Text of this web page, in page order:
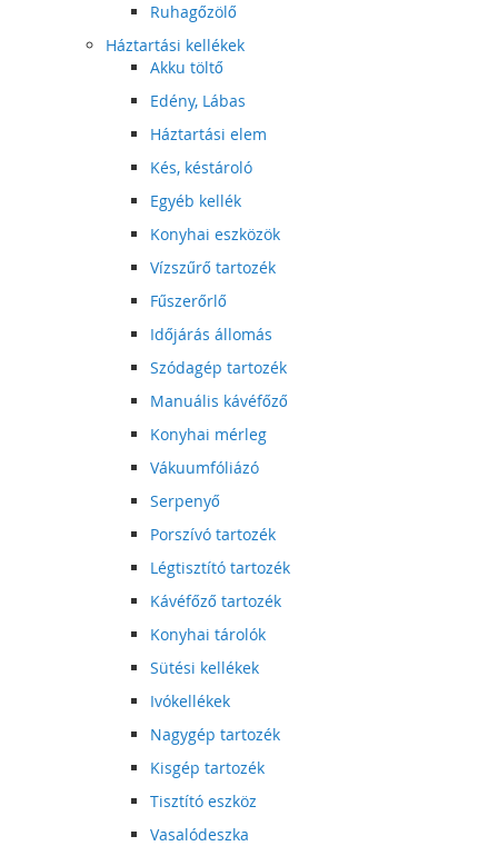
Ruhagőzölő
Háztartási kellékek
Akku töltő
Edény, Lábas
Háztartási elem
Kés, késtároló
Egyéb kellék
Konyhai eszközök
Vízszűrő tartozék
Fűszerőrlő
Időjárás állomás
Szódagép tartozék
Manuális kávéfőző
Konyhai mérleg
Vákuumfóliázó
Serpenyő
Porszívó tartozék
Légtisztító tartozék
Kávéfőző tartozék
Konyhai tárolók
Sütési kellékek
Ivókellékek
Nagygép tartozék
Kisgép tartozék
Tisztító eszköz
Vasalódeszka